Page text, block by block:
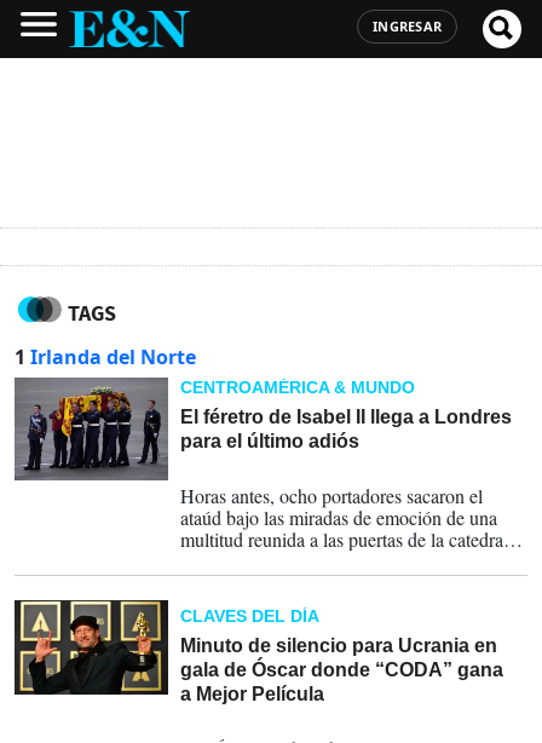
INGRESAR
TAGS
1 Irlanda del Norte
CENTROAMÉRICA & MUNDO
El féretro de Isabel II llega a Londres
para el último adiós
Horas antes, ocho portadores sacaron el
ataúd bajo las miradas de emoción de una
multitud reunida a las puertas de la catedral
permaneció en una capilla ardiente desde el
lunes por la tarde.
CLAVES DEL DÍA
Minuto de silencio para Ucrania en
gala de Óscar donde “CODA” gana
a Mejor Película